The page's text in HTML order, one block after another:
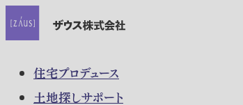
住宅プロデュース
土地探しサポート